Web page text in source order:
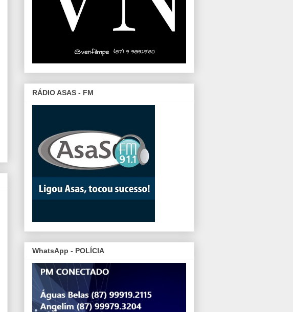
RÁDIO ASAS - FM
WhatsApp - POLÍCIA